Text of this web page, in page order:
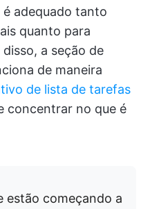
adequado tanto
quanto para
a seção de
de maneira
de lista de tarefas
concentrar no que é
estão começando a